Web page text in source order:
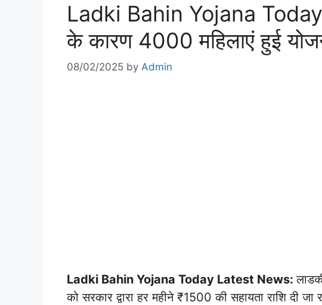
Ladki Bahin Yojana
के कारण 4000 महिलाएं हुई
08/02/2025 by Admin
Ladki Bahin Yojana Today Latest News:
को सरकार द्वारा हर महीने ₹1500 की सहायता राशि